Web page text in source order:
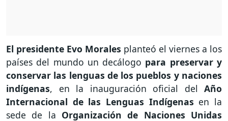
El presidente Evo Morales planteó el viernes a los
países del mundo un decálogo para preservar y
conservar las lenguas de los pueblos y naciones
indígenas, en la inauguración oficial del Año
Internacional de las Lenguas Indígenas en la
sede de la Organización de Naciones Unidas